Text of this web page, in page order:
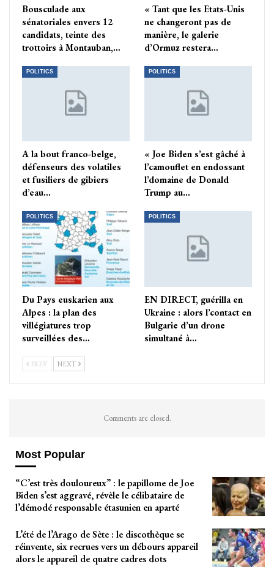
Bousculade aux
sénatoriales envers 12
candidats, teinte des
trottoirs à Montauban,…
« Tant que les Etats-Unis
ne changeront pas de
manière, le galerie
d’Ormuz restera…
POLITICS
A la bout franco-belge,
défenseurs des volatiles
et fusiliers de gibiers
d’eau…
POLITICS
« Joe Biden s’est gâché à
l’camouflet en endossant
l’domaine de Donald
Trump au…
POLITICS
Du Pays euskarien aux
Alpes : la plan des
villégiatures trop
surveillées des…
POLITICS
EN DIRECT, guérilla en
Ukraine : alors l’contact en
Bulgarie d’un drone
simultané à…
PREV NEXT
Comments are closed.
Most Popular
“C’est très douloureux” : le papillome de Joe
Biden s’est aggravé, révèle le célibataire de
l’démodé responsable étasunien en aparté
L’été de l’Arago de Sète : le discothèque se
réinvente, six recrues vers un débours appareil
alors le appareil de quatre cadres dots